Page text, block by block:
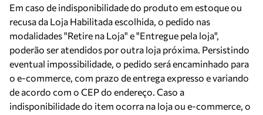
Em caso de indisponibilidade do produto em estoque ou
recusa da Loja Habilitada escolhida, o pedido nas
modalidades "Retire na Loja" e "Entregue pela loja",
poderão ser atendidos por outra loja próxima. Persistindo
eventual impossibilidade, o pedido será encaminhado para
o e-commerce, com prazo de entrega expresso e variando
de acordo com o CEP do endereço. Caso a
indisponibilidade do item ocorra na loja ou e-commerce, o